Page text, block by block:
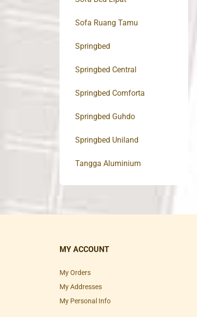
Sofa Ruang Tamu
Springbed
Springbed Central
Springbed Comforta
Springbed Guhdo
Springbed Uniland
Tangga Aluminium
MY ACCOUNT
My Orders
My Addresses
My Personal Info